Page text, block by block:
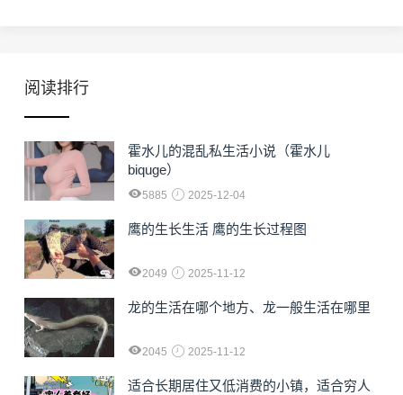
阅读排行
霍水儿的混乱私生活小说（霍水儿
biquge）
5885 2025-12-04
鹰的生长生活 鹰的生长过程图
2049 2025-11-12
龙的生活在哪个地方、龙一般生活在哪里
2045 2025-11-12
适合长期居住又低消费的小镇，适合穷人